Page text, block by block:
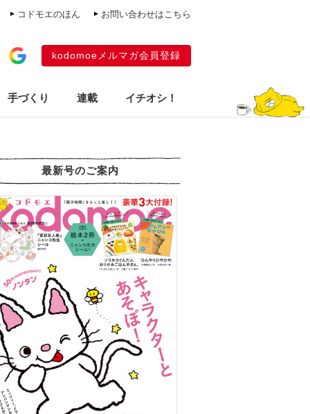
コドモエのほん お問い合わせはこちら
kodomoeメルマガ会員登録
手づくり 連載 イチオシ！
最新号のご案内